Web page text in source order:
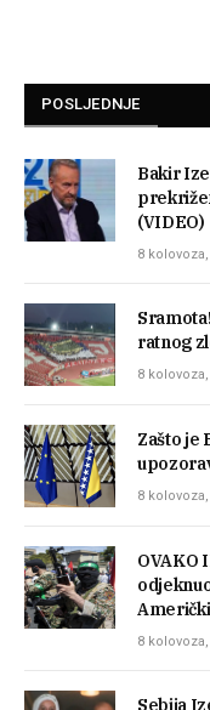
POSLJEDNJE
Bakir
(VIDEO)
8
ratnog
8
Zašto je
8
OVAKO
8
Sebija